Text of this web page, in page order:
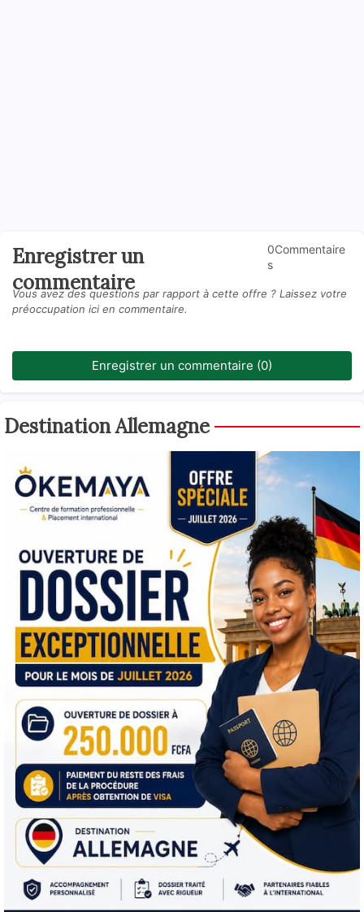
Enregistrer un
commentaire
0Commentaire
s
Vous avez des questions par rapport à cette offre ? Laissez votre
préoccupation ici en commentaire.
Enregistrer un commentaire (0)
Destination Allemagne